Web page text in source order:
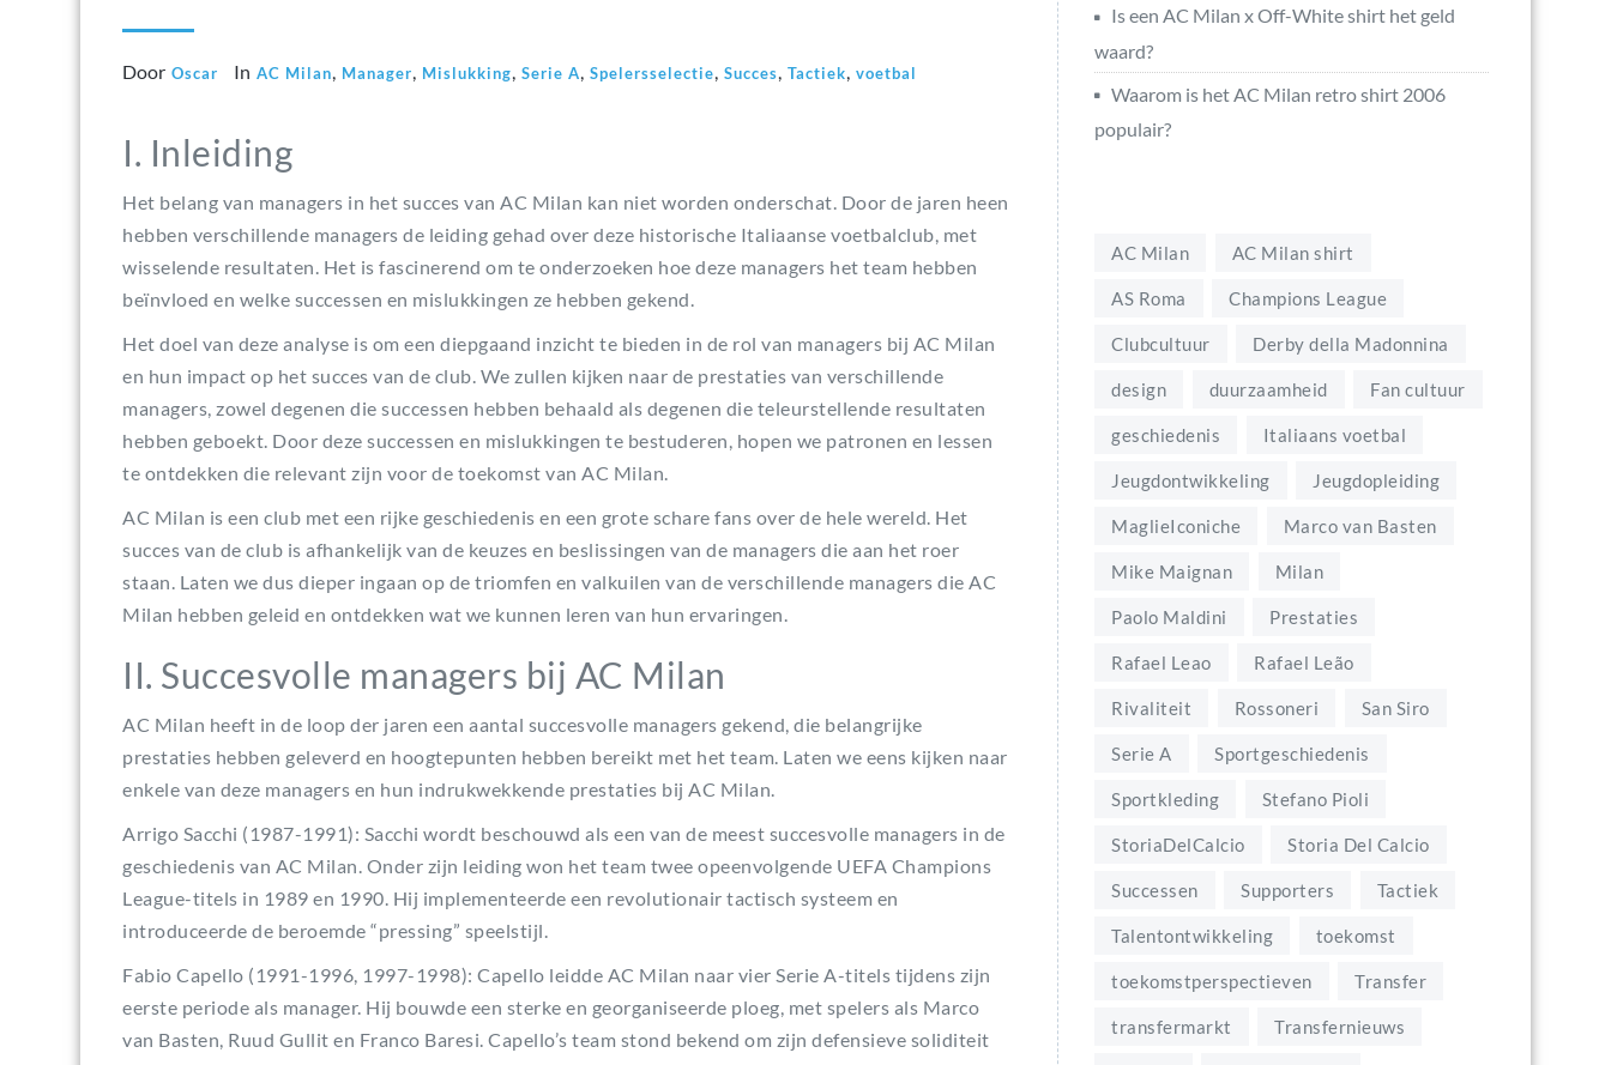
Door Oscar In AC Milan, Manager, Mislukking, Serie A, Spelersselectie, Succes, Tactiek, voetbal
I. Inleiding
Het belang van managers in het succes van AC Milan kan niet worden onderschat. Door de jaren heen
hebben verschillende managers de leiding gehad over deze historische Italiaanse voetbalclub, met
wisselende resultaten. Het is fascinerend om te onderzoeken hoe deze managers het team hebben
beïnvloed en welke successen en mislukkingen ze hebben gekend.
Het doel van deze analyse is om een diepgaand inzicht te bieden in de rol van managers bij AC Milan
en hun impact op het succes van de club. We zullen kijken naar de prestaties van verschillende
managers, zowel degenen die successen hebben behaald als degenen die teleurstellende resultaten
hebben geboekt. Door deze successen en mislukkingen te bestuderen, hopen we patronen en lessen
te ontdekken die relevant zijn voor de toekomst van AC Milan.
AC Milan is een club met een rijke geschiedenis en een grote schare fans over de hele wereld. Het
succes van de club is afhankelijk van de keuzes en beslissingen van de managers die aan het roer
staan. Laten we dus dieper ingaan op de triomfen en valkuilen van de verschillende managers die AC
Milan hebben geleid en ontdekken wat we kunnen leren van hun ervaringen.
II. Succesvolle managers bij AC Milan
AC Milan heeft in de loop der jaren een aantal succesvolle managers gekend, die belangrijke
prestaties hebben geleverd en hoogtepunten hebben bereikt met het team. Laten we eens kijken naar
enkele van deze managers en hun indrukwekkende prestaties bij AC Milan.
Arrigo Sacchi (1987-1991): Sacchi wordt beschouwd als een van de meest succesvolle managers in de
geschiedenis van AC Milan. Onder zijn leiding won het team twee opeenvolgende UEFA Champions
League-titels in 1989 en 1990. Hij implementeerde een revolutionair tactisch systeem en
introduceerde de beroemde “pressing” speelstijl.
Fabio Capello (1991-1996, 1997-1998): Capello leidde AC Milan naar vier Serie A-titels tijdens zijn
eerste periode als manager. Hij bouwde een sterke en georganiseerde ploeg, met spelers als Marco
van Basten, Ruud Gullit en Franco Baresi. Capello’s team stond bekend om zijn defensieve soliditeit
Is een AC Milan x Off-White shirt het geld
waard?
Waarom is het AC Milan retro shirt 2006
populair?
AC Milan AC Milan shirt
AS Roma Champions League
Clubcultuur Derby della Madonnina
design duurzaamheid Fan cultuur
geschiedenis Italiaans voetbal
Jeugdontwikkeling Jeugdopleiding
MaglieIconiche Marco van Basten
Mike Maignan Milan
Paolo Maldini Prestaties
Rafael Leao Rafael Leão
Rivaliteit Rossoneri San Siro
Serie A Sportgeschiedenis
Sportkleding Stefano Pioli
StoriaDelCalcio Storia Del Calcio
Successen Supporters Tactiek
Talentontwikkeling toekomst
toekomstperspectieven Transfer
transfermarkt Transfernieuws